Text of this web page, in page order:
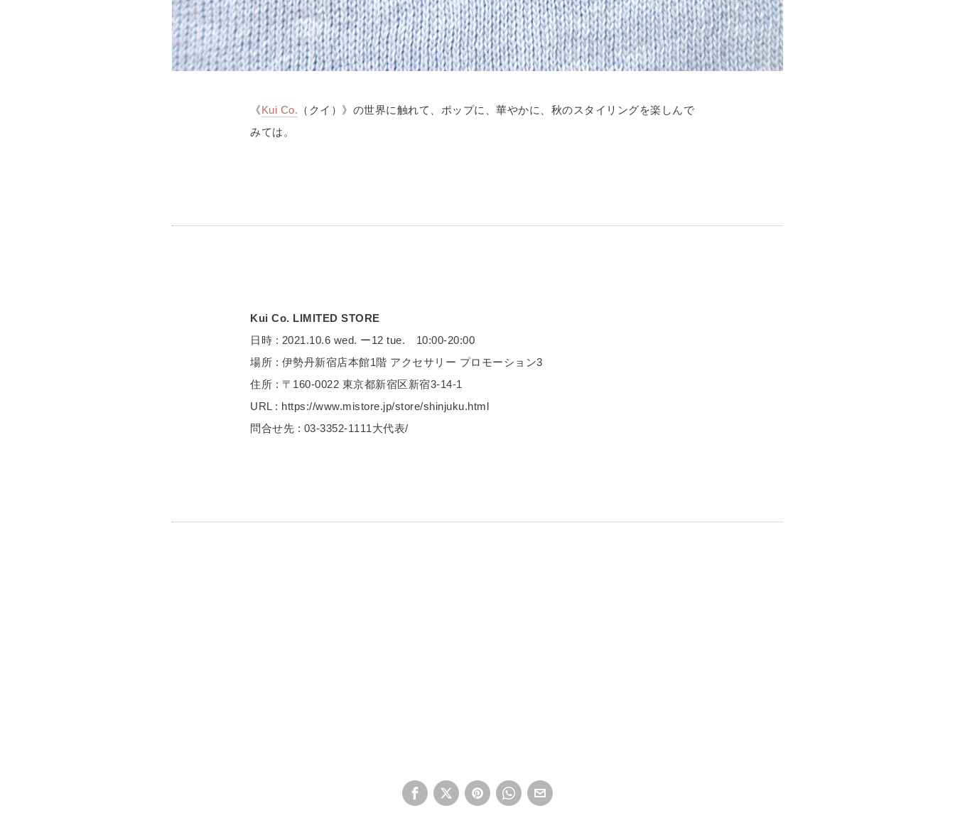
《 Kui Co. （クイ）》の世界に触れて、ポップに、華やかに、秋のスタイリングを楽しんで
みては。
Kui Co. LIMITED STORE
日時 : 2021.10.6 wed. ー12 tue. 10:00-20:00
場所 : 伊勢丹新宿店本館1階 アクセサリー プロモーション3
住所 : 〒160-0022 東京都新宿区新宿3-14-1
URL : https://www.mistore.jp/store/shinjuku.html
問合せ先 : 03-3352-1111大代表/